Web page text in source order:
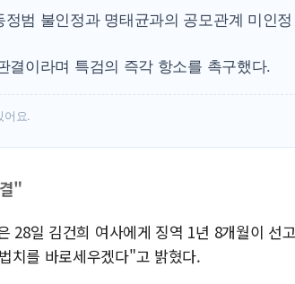
이란와이어 "이란 최고지도자 위독
범 불인정과 명태균과의 공모관계 미인
결이라며 특검의 즉각 항소를 촉구했다.
어요.
"
28일 김건희 여사에게 징역 1년 8개월이 선
치를 바로세우겠다"고 밝혔다.